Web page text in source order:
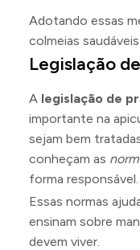
Adotando essas
colmeias
Legislação
A legislação de
importante na
sejam bem
conheçam as
forma responsável.
Essas normas
ensinam sobre
devem viver.